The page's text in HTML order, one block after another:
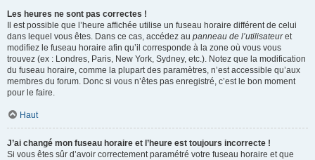
Les heures ne sont pas correctes !
Il est possible que l’heure affichée utilise un fuseau horaire différent de celui
dans lequel vous êtes. Dans ce cas, accédez au panneau de l’utilisateuret
modifiez le fuseau horaire afin qu’il corresponde à la zone où vous vous
trouvez (ex : Londres, Paris, New York, Sydney, etc.). Notez que la modification
du fuseau horaire, comme la plupart des paramètres, n’est accessible qu’aux
membres du forum. Donc si vous n’êtes pas enregistré, c’est le bon moment
pour le faire.
Haut
J’ai changé mon fuseau horaire et l’heure est toujours incorrecte !
Si vous êtes sûr d’avoir correctement paramétré votre fuseau horaire et que